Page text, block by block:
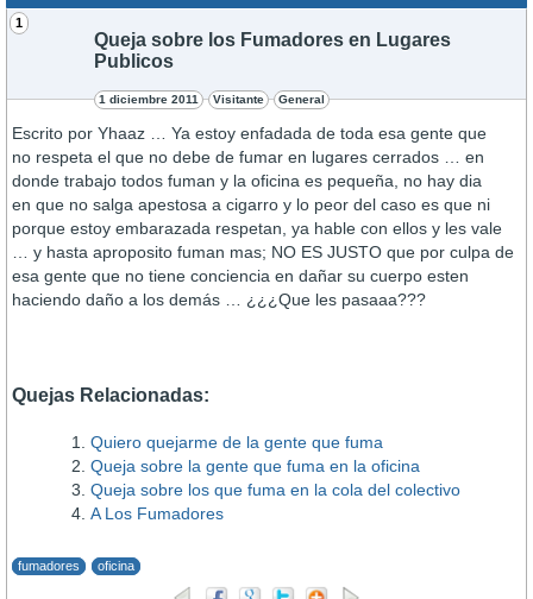
1
Queja sobre los Fumadores en Lugares
Publicos
1 diciembre 2011 Visitante General
Escrito por Yhaaz … Ya estoy enfadada de toda esa gente que
no respeta el que no debe de fumar en lugares cerrados … en
donde trabajo todos fuman y la oficina es pequeña, no hay dia
en que no salga apestosa a cigarro y lo peor del caso es que ni
porque estoy embarazada respetan, ya hable con ellos y les vale
… y hasta aproposito fuman mas; NO ES JUSTO que por culpa de
esa gente que no tiene conciencia en dañar su cuerpo esten
haciendo daño a los demás … ¿¿¿Que les pasaaa???
Quejas Relacionadas:
Quiero quejarme de la gente que fuma
Queja sobre la gente que fuma en la oficina
Queja sobre los que fuma en la cola del colectivo
A Los Fumadores
fumadores oficina